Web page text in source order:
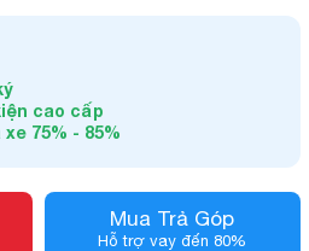
cao cấp
75% - 85%
Mua Trả Góp
Hỗ trợ vay đến 80%